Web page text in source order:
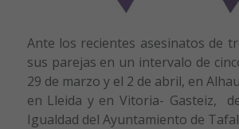
Ante los recientes asesinatos de
sus parejas en un intervalo de
29 de marzo y el 2 de abril, en
en Lleida y en Vitoria- Gasteiz,
Igualdad del Ayuntamiento de